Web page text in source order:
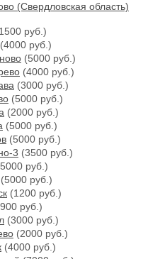
(Свердловская область)
руб.)
(4000 руб.)
(5000 руб.)
(4000 руб.)
(3000 руб.)
(5000 руб.)
(2000 руб.)
(5000 руб.)
(5000 руб.)
3 (3500 руб.)
руб.)
(5000 руб.)
(1200 руб.)
руб.)
(3000 руб.)
(2000 руб.)
(4000 руб.)